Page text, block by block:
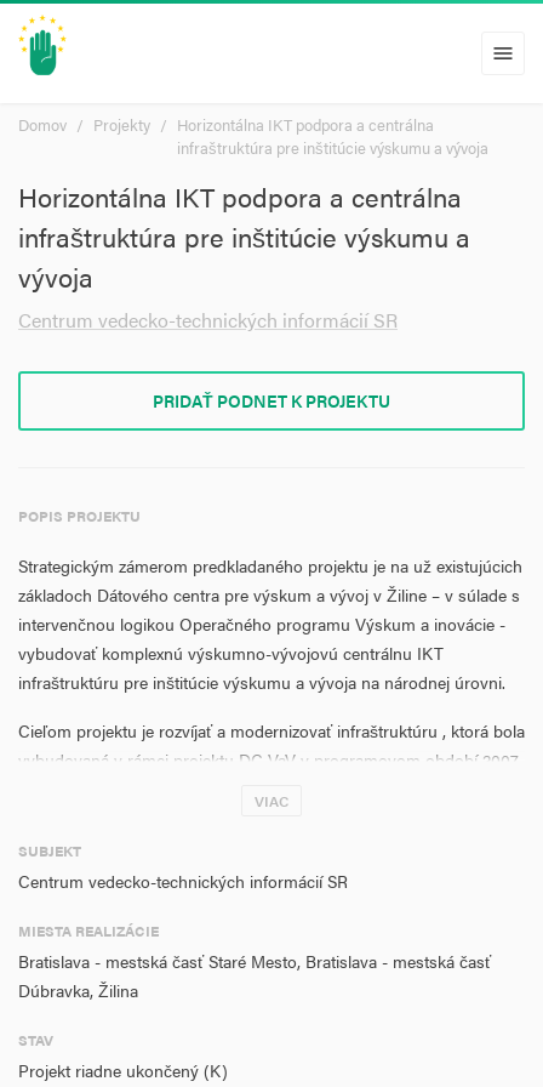
menu
Domov Projekty
Horizontálna IKT podpora a centrálna
infraštruktúra pre inštitúcie výskumu a vývoja
Horizontálna IKT podpora a centrálna
infraštruktúra pre inštitúcie výskumu a
vývoja
Centrum vedecko-technických informácií SR
PRIDAŤ PODNET K PROJEKTU
POPIS PROJEKTU
Strategickým zámerom predkladaného projektu je na už existujúcich
základoch Dátového centra pre výskum a vývoj v Žiline – v súlade s
intervenčnou logikou Operačného programu Výskum a inovácie -
vybudovať komplexnú výskumno-vývojovú centrálnu IKT
infraštruktúru pre inštitúcie výskumu a vývoja na národnej úrovni.
Cieľom projektu je rozvíjať a modernizovať infraštruktúru , ktorá bola
vybudovaná v rámci projektu DC VaV v programovom období 2007
komunity a v plnej miere slúžilo ako výskumno-vývojová
infraštruktúra pre celý rad výskumných oblastí.
Projekt je zameraný na riešenie IKT podpory podpory a centrálnej
infraštruktúry pre inštitúcie výskumu a vývoja, najmä pre
nasledovné témy:
znalostné centrum, ktoré bude slúžiť na IKT výskum v oblasti
cloudových aplikácií, bezpečnosti systémov a ďalších súvisiacich
VIAC
SUBJEKT
Centrum vedecko-technických informácií SR
MIESTA REALIZÁCIE
Bratislava - mestská časť Staré Mesto, Bratislava - mestská časť
Dúbravka, Žilina
STAV
Projekt riadne ukončený (K)